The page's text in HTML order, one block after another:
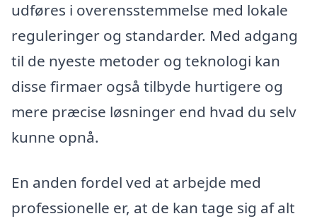
udføres i overensstemmelse med lokale
reguleringer og standarder. Med adgang
til de nyeste metoder og teknologi kan
disse firmaer også tilbyde hurtigere og
mere præcise løsninger end hvad du selv
kunne opnå.
En anden fordel ved at arbejde med
professionelle er, at de kan tage sig af alt